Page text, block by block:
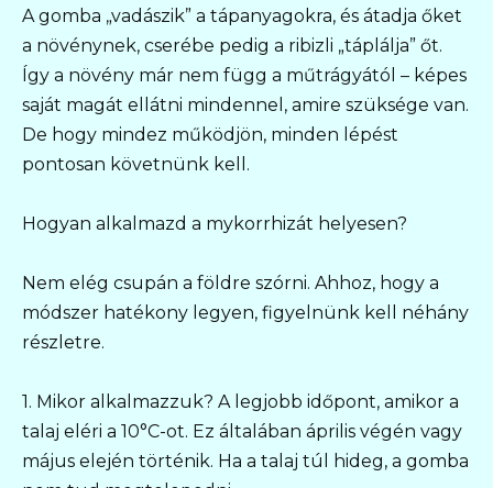
A gomba „vadászik” a tápanyagokra, és átadja őket
a növénynek, cserébe pedig a ribizli „táplálja” őt.
Így a növény már nem függ a műtrágyától – képes
saját magát ellátni mindennel, amire szüksége van.
De hogy mindez működjön, minden lépést
pontosan követnünk kell.
Hogyan alkalmazd a mykorrhizát helyesen?
Nem elég csupán a földre szórni. Ahhoz, hogy a
módszer hatékony legyen, figyelnünk kell néhány
részletre.
1. Mikor alkalmazzuk? A legjobb időpont, amikor a
talaj eléri a 10°C-ot. Ez általában április végén vagy
május elején történik. Ha a talaj túl hideg, a gomba